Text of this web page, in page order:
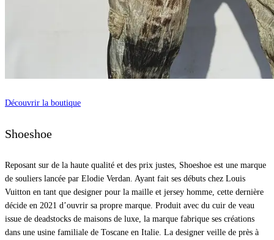
Découvrir la boutique
Shoeshoe
Reposant sur de la haute qualité et des prix justes, Shoeshoe est une marque
de souliers lancée par Elodie Verdan. Ayant fait ses débuts chez Louis
Vuitton en tant que designer pour la maille et jersey homme, cette dernière
décide en 2021 d’ouvrir sa propre marque. Produit avec du cuir de veau
issue de deadstocks de maisons de luxe, la marque fabrique ses créations
dans une usine familiale de Toscane en Italie. La designer veille de près à